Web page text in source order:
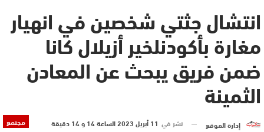
انتشال جثتي شخصين في انهيار
مغارة بأكودنلخير أزيلال كانا
ضمن فريق يبحث عن المعادن
الثمينة
مجتمع إدارة الموقع نشر في 11 أبريل 2023 الساعة 14 و 14 دقيقة